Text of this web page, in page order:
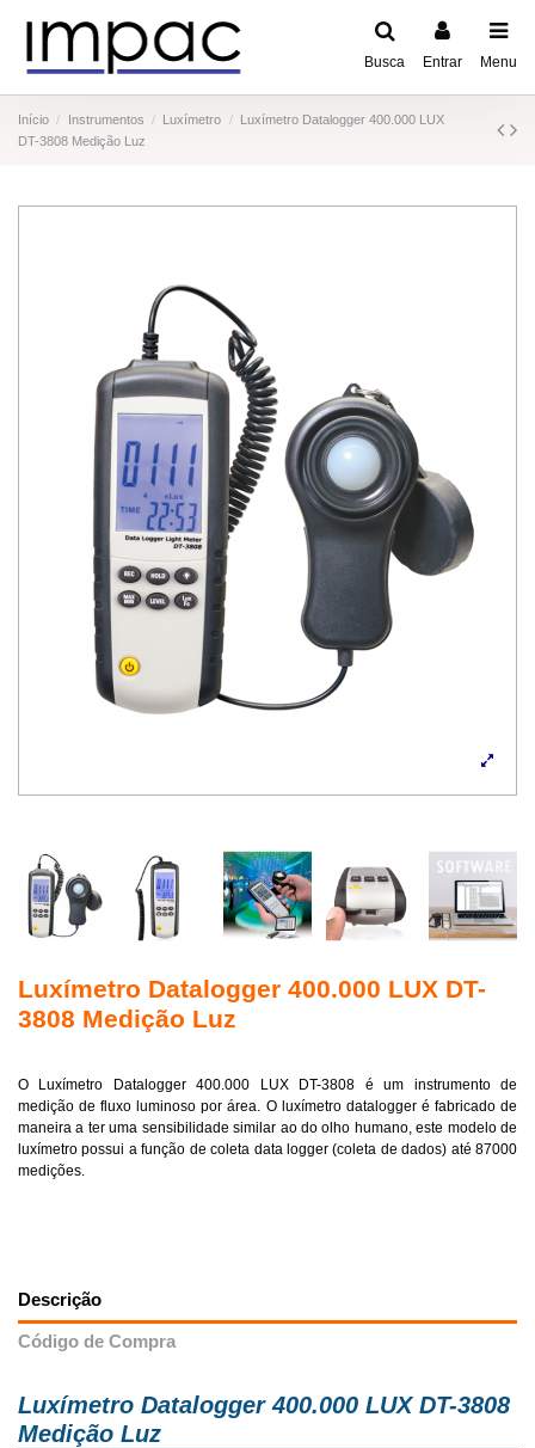
Busca Entrar Menu
Início Instrumentos Luxímetro
Luxímetro Datalogger 400.000 LUX
DT-3808 Medição Luz
Luxímetro Datalogger 400.000 LUX DT-
3808 Medição Luz
O Luxímetro Datalogger 400.000 LUX DT-3808 é um instrumento de
medição de fluxo luminoso por área. O luxímetro datalogger é fabricado de
maneira a ter uma sensibilidade similar ao do olho humano, este modelo de
luxímetro possui a função de coleta data logger (coleta de dados) até 87000
medições.
Descrição
Código de Compra
Luxímetro Datalogger 400.000 LUX DT-3808
Medição Luz